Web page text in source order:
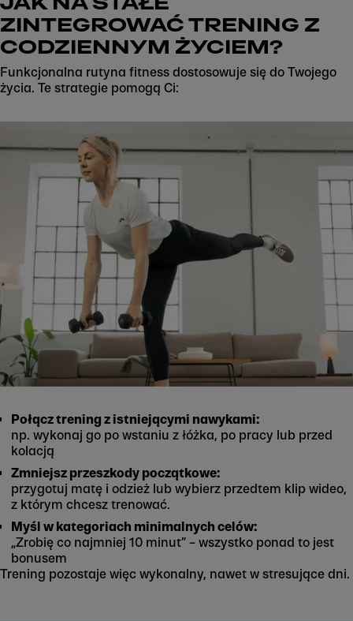
ZINTEGROWAĆ TRENING Z
CODZIENNYM ŻYCIEM?
Funkcjonalna rutyna fitness dostosowuje się do Twojego
życia. Te strategie pomogą Ci:
Połącz trening z istniejącymi nawykami:
np. wykonaj go po wstaniu z łóżka, po pracy lub przed
kolacją
Zmniejsz przeszkody początkowe:
przygotuj matę i odzież lub wybierz przedtem klip wideo,
z którym chcesz trenować.
Myśl w kategoriach minimalnych celów:
„Zrobię co najmniej 10 minut” – wszystko ponad to jest
bonusem
Trening pozostaje więc wykonalny, nawet w stresujące dni.